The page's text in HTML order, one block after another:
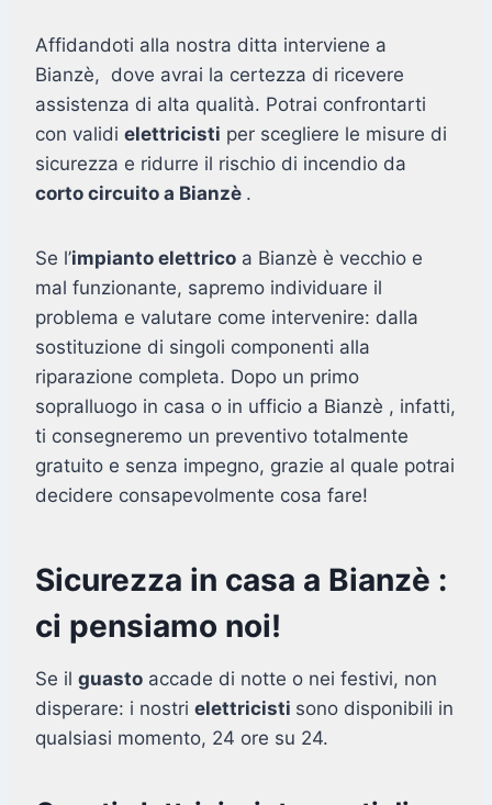
Affidandoti alla nostra ditta interviene a
Bianzè, dove avrai la certezza di ricevere
assistenza di alta qualità. Potrai confrontarti
con validi elettricisti per scegliere le misure di
sicurezza e ridurre il rischio di incendio da
corto circuito a Bianzè .
Se l’impianto elettrico a Bianzè è vecchio e
mal funzionante, sapremo individuare il
problema e valutare come intervenire: dalla
sostituzione di singoli componenti alla
riparazione completa. Dopo un primo
sopralluogo in casa o in ufficio a Bianzè , infatti,
ti consegneremo un preventivo totalmente
gratuito e senza impegno, grazie al quale potrai
decidere consapevolmente cosa fare!
Sicurezza in casa a Bianzè :
ci pensiamo noi!
Se il guasto accade di notte o nei festivi, non
disperare: i nostri elettricisti sono disponibili in
qualsiasi momento, 24 ore su 24.